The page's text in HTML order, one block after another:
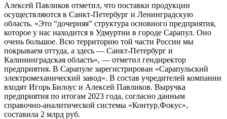
Алексей Павликов отметил, что поставки продукции
осуществляются в Санкт-Петербург и Ленинградскую
область. «Это “дочерняя” структура основного предприятия,
которое у нас находится в Удмуртии в городе Сарапул. Оно
очень большое. Всю территорию той части России мы
покрываем оттуда, а здесь — Санкт-Петербург и
Калининградская область», — отметил гендиректор
предприятия. В Сарапуле зарегистрирован «Сарапульский
электромеханический завод». В состав учредителей компании
входят Игорь Билоус и Алексей Павликов. Выручка
предприятия по итогам 2023 года, согласно данным
справочно-аналитической системы «Контур.Фокус»,
составила 2 млрд руб.